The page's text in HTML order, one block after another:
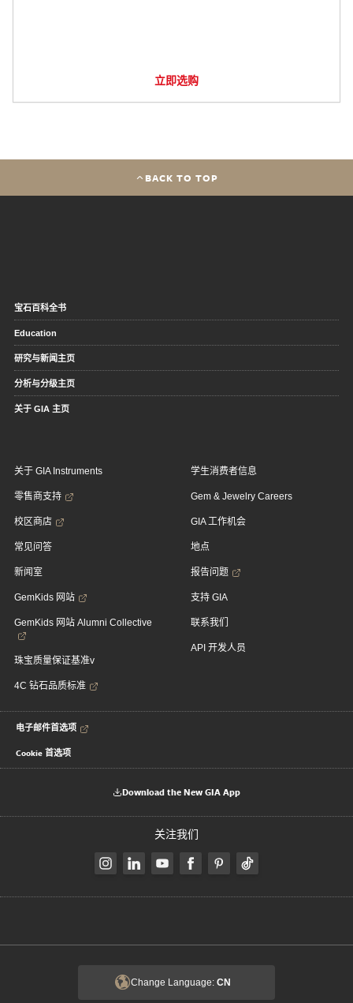
立即选购
BACK TO TOP
宝石百科全书
Education
研究与新闻主页
分析与分级主页
关于 GIA 主页
关于 GIA Instruments
零售商支持
校区商店
常见问答
新闻室
GemKids 网站
GemKids 网站 Alumni Collective
珠宝质量保证基准v
4C 钻石品质标准
学生消费者信息
Gem & Jewelry Careers
GIA 工作机会
地点
报告问题
支持 GIA
联系我们
API 开发人员
电子邮件首选项
Cookie 首选项
Download the New GIA App
关注我们
Change Language: CN